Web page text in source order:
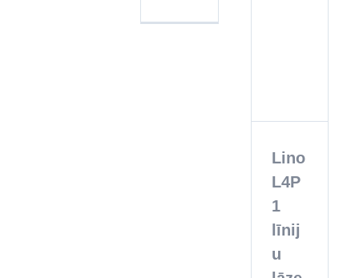
Lino
L4P
1
līnij
u